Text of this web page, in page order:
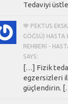
Tedaviyi
💙 PEKTUS
GÖĞSÜ) HASTA
REHBERI -
SAYS:
[…] Fizik
egzersizleri
güçlendirin.